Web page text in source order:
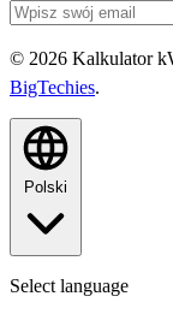
© 2026 Kalkulator
BigTechies.
Polski
Select language